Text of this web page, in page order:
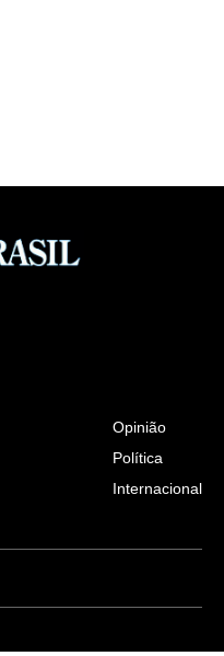
Opinião
Política
Internacional